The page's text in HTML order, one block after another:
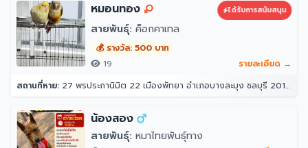
หมอนทอง ได้รับการสนับสนุน
สายพันธุ์: ค็อกคาเทล
💰 รางวัล: 500 บาท
19
รายละเอียด →
สถานที่หาย: 27 พรประภานิมิต 22 เมืองพัทยา อำเภอบางละมุง ชลบุรี 20150
น้องสอง
สายพันธุ์: หมาไทยพันธุ์ทาง